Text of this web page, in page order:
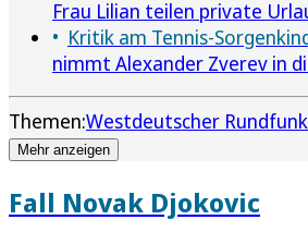
Frau Lilian teilen private
Kritik am Tennis-
nimmt Alexander Zverev in
Themen:Westdeutscher Rundfunk
Mehr anzeigen
Fall Novak Djokovic